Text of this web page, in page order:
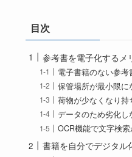
目次
参考書を電子化するメ
電子書籍のない参
保管場所が最小限に
荷物が少なくなり持
データのため劣化し
OCR機能で文字検
書籍を自分でデジタル